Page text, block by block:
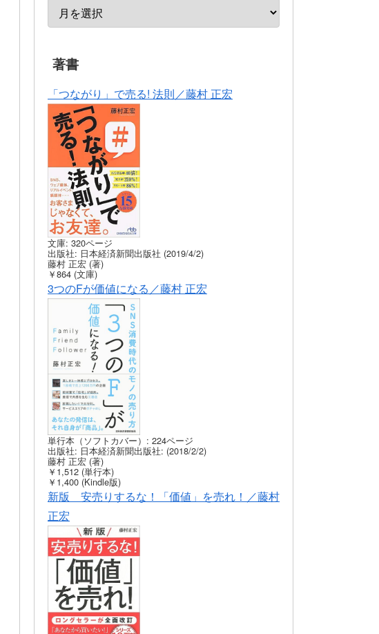
著書
「つながり」で売る! 法則／藤村 正宏
文庫: 320ページ
出版社: 日本経済新聞出版社 (2019/4/2)
藤村 正宏 (著)
￥864 (文庫)
3つのFが価値になる／藤村 正宏
単行本（ソフトカバー）: 224ページ
出版社: 日本経済新聞出版社: (2018/2/2)
藤村 正宏 (著)
￥1,512 (単行本)
￥1,400 (Kindle版)
新版 安売りするな！「価値」を売れ！／藤村
正宏